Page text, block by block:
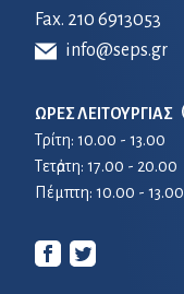
Fax. 210 6913053
info@seps.gr
ΩΡΕΣ ΛΕΙΤΟΥΡΓΙΑΣ
Τρίτη: 10.00 - 13.00
Τετἀρτη: 17.00 - 20.00
Πέμπτη: 10.00 - 13.00